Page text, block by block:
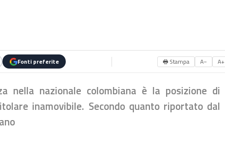
Fonti preferite 🖶 Stampa A− A+
nella nazionale colombiana è la posizione di
inamovibile. Secondo quanto riportato dal